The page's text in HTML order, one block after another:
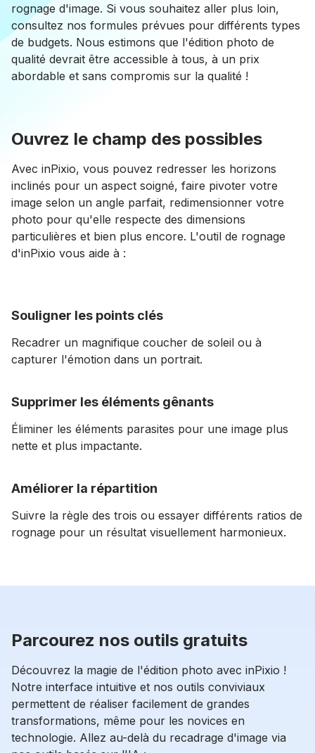
rognage d'image. Si vous souhaitez aller plus loin,
consultez nos formules prévues pour différents types
de budgets. Nous estimons que l'édition photo de
qualité devrait être accessible à tous, à un prix
abordable et sans compromis sur la qualité !
Ouvrez le champ des possibles
Avec inPixio, vous pouvez redresser les horizons
inclinés pour un aspect soigné, faire pivoter votre
image selon un angle parfait, redimensionner votre
photo pour qu'elle respecte des dimensions
particulières et bien plus encore. L'outil de rognage
d'inPixio vous aide à :
Souligner les points clés
Recadrer un magnifique coucher de soleil ou à
capturer l'émotion dans un portrait.
Supprimer les éléments gênants
Éliminer les éléments parasites pour une image plus
nette et plus impactante.
Améliorer la répartition
Suivre la règle des trois ou essayer différents ratios de
rognage pour un résultat visuellement harmonieux.
Parcourez nos outils gratuits
Découvrez la magie de l'édition photo avec inPixio !
Notre interface intuitive et nos outils conviviaux
permettent de réaliser facilement de grandes
transformations, même pour les novices en
technologie. Allez au-delà du recadrage d'image via